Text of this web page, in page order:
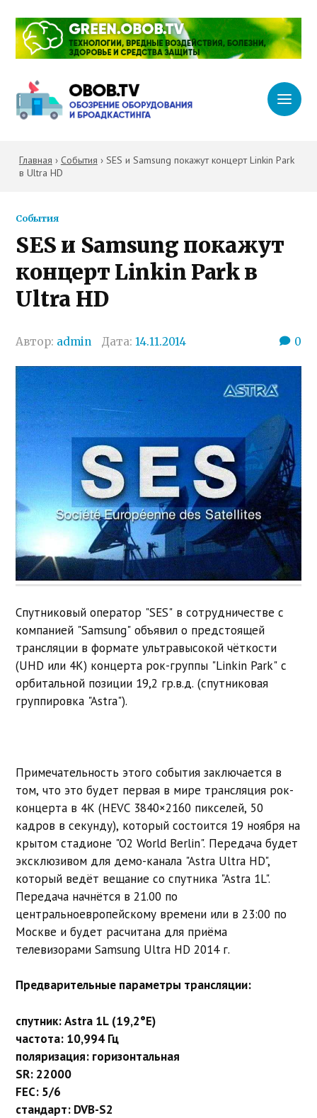
Главная › События › SES и Samsung покажут концерт Linkin Park
в Ultra HD
События
SES и Samsung покажут
концерт Linkin Park в
Ultra HD
Автор: admin Дата:14.11.2014 0
Спутниковый оператор "SES" в сотрудничестве с
компанией "Samsung" объявил о предстоящей
трансляции в формате ультравысокой чёткости
(UHD или 4K) концерта рок-группы "Linkin Park" с
орбитальной позиции 19,2 гр.в.д. (спутниковая
группировка "Astra").
Примечательность этого события заключается в
том, что это будет первая в мире трансляция рок-
концерта в 4K (HEVC 3840×2160 пикселей, 50
кадров в секунду), который состоится 19 ноября на
крытом стадионе "O2 World Berlin". Передача будет
эксклюзивом для демо-канала "Astra Ultra HD",
который ведёт вещание со спутника "Astra 1L".
Передача начнётся в 21.00 по
центральноевропейскому времени или в 23:00 по
Москве и будет расчитана для приёма
телевизорами Samsung Ultra HD 2014 г.
Предварительные параметры трансляции:
спутник: Astra 1L (19,2°E)
частота: 10,994 Гц
поляризация: горизонтальная
SR: 22000
FEC: 5/6
стандарт: DVB-S2